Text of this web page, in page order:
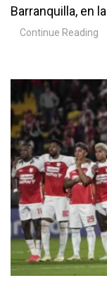
Barranquilla, en
Continue Reading